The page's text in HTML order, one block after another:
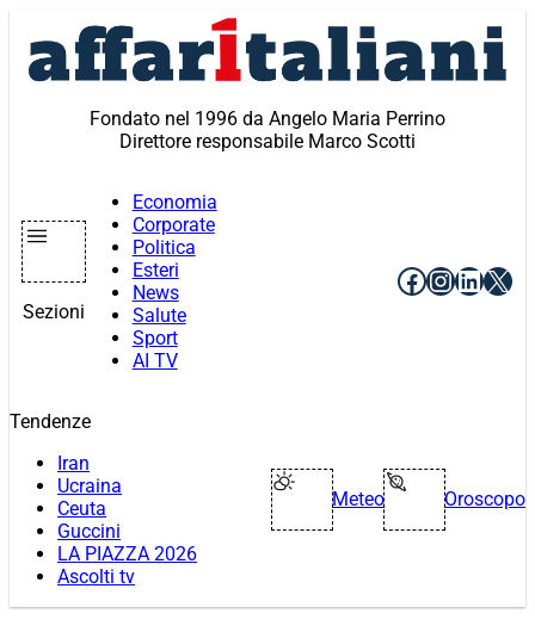
contenuto
Fondato nel 1996 da Angelo Maria Perrino
Direttore responsabile Marco Scotti
Sezioni
Economia
Corporate
Politica
Esteri
News
Salute
Sport
AI TV
Facebook
X
Tendenze
Iran
Ucraina
Ceuta
Guccini
LA PIAZZA 2026
Ascolti tv
Meteo Oroscopo